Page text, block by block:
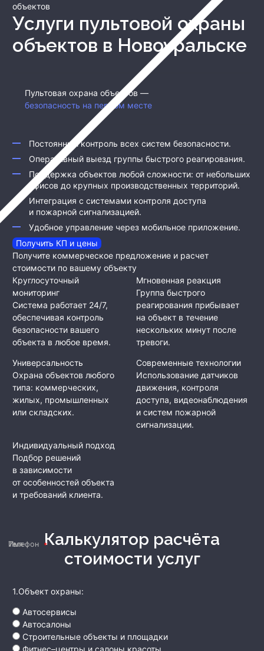
объектов
Услуги пультовой охраны
объектов в Новоуральске
Пультовая охрана объектов —
безопасность на первом месте
Постоянный контроль всех систем безопасности.
Оперативный выезд группы быстрого реагирования.
Поддержка объектов любой сложности: от небольших
офисов до крупных производственных территорий.
Интеграция с системами контроля доступа
и пожарной сигнализацией.
Удобное управление через мобильное приложение.
Получить КП и цены
Получите коммерческое предложение и расчет
стоимости по вашему объекту
Круглосуточный
мониторинг
Система работает 24/7,
обеспечивая контроль
безопасности вашего
объекта в любое время.
Мгновенная реакция
Группа быстрого
реагирования прибывает
на объект в течение
нескольких минут после
тревоги.
Универсальность
Охрана объектов любого
типа: коммерческих,
жилых, промышленных
или складских.
Современные технологии
Использование датчиков
движения, контроля
доступа, видеонаблюдения
и систем пожарной
сигнализации.
Индивидуальный подход
Подбор решений
в зависимости
от особенностей объекта
и требований клиента.
Калькулятор расчёта
стоимости услуг
1.Объект охраны:
Автосервисы
Автосалоны
Строительные объекты и площадки
Фитнес–центры и салоны красоты
Имя
Телефон